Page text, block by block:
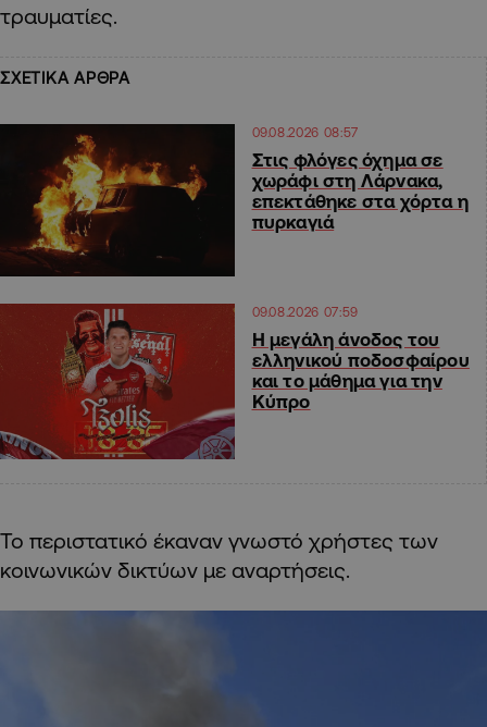
τραυματίες.
ΣΧΕΤΙΚΑ ΑΡΘΡΑ
09.08.2026 08:57
Στις φλόγες όχημα σε
χωράφι στη Λάρνακα,
επεκτάθηκε στα χόρτα η
πυρκαγιά
09.08.2026 07:59
Η μεγάλη άνοδος του
ελληνικού ποδοσφαίρου
και το μάθημα για την
Κύπρο
Το περιστατικό έκαναν γνωστό χρήστες των
κοινωνικών δικτύων με αναρτήσεις.